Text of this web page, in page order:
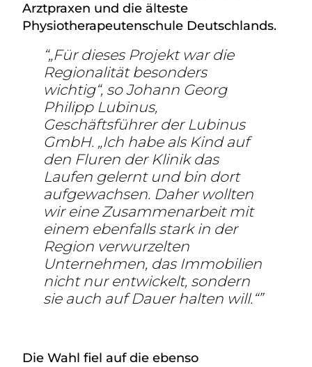
Arztpraxen und die älteste
Physiotherapeutenschule Deutschlands.
„Für dieses Projekt war die
Regionalität besonders
wichtig“, so Johann Georg
Philipp Lubinus,
Geschäftsführer der Lubinus
GmbH. „Ich habe als Kind auf
den Fluren der Klinik das
Laufen gelernt und bin dort
aufgewachsen. Daher wollten
wir eine Zusammenarbeit mit
einem ebenfalls stark in der
Region verwurzelten
Unternehmen, das Immobilien
nicht nur entwickelt, sondern
sie auch auf Dauer halten will.“
Die Wahl fiel auf die ebenso